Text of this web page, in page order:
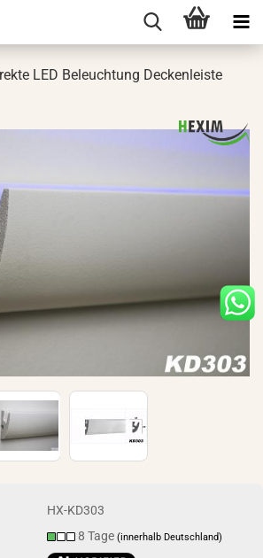
LED Be­leuch­tung De­cken­leis­te
HX-KD303
8 Tage(innerhalb Deutschland)